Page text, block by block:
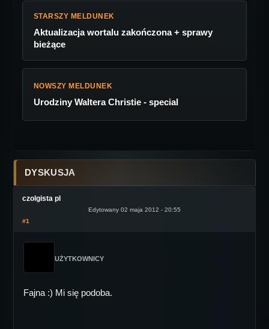
STARSZY MELDUNEK
Aktualizacja wortalu zakończona + sprawy
bieżące
NOWSZY MELDUNEK
Urodziny Waltera Christie - special
DYSKUSJA
czolgista pl
Edytowany 02 maja 2012 - 20:55
#1
UŻYTKOWNICY
Fajna :) Mi się podoba.